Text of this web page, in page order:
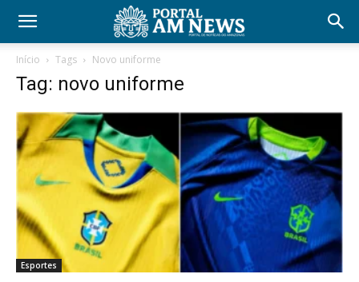
Início Tags Novo uniforme
Tag: novo uniforme
Esportes